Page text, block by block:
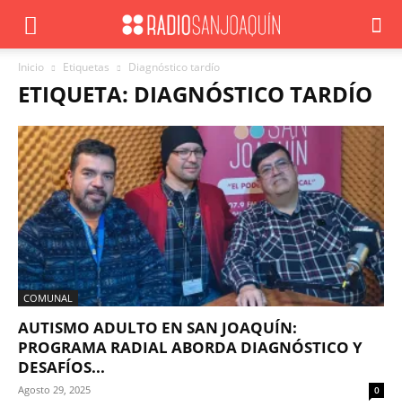
Inicio Etiquetas Diagnóstico tardío
ETIQUETA: DIAGNÓSTICO TARDÍO
COMUNAL
AUTISMO ADULTO EN SAN JOAQUÍN:
PROGRAMA RADIAL ABORDA DIAGNÓSTICO Y
DESAFÍOS...
Agosto 29, 2025 0